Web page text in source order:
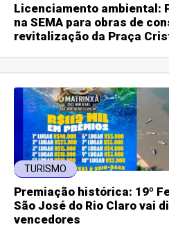
Licenciamento ambiental:
na SEMA para obras de
revitalização da Praça
TURISMO
Premiação histórica: 19º
São José do Rio Claro vai
vencedores